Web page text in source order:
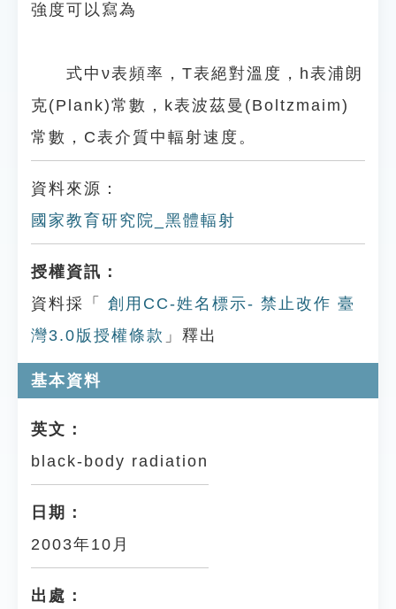
強度可以寫為
式中ν表頻率，T表絕對溫度，h表浦朗
克(Plank)常數，k表波茲曼(Boltzmaim)
常數，C表介質中輻射速度。
資料來源：
國家教育研究院_黑體輻射
授權資訊：
資料採「
創用CC-姓名標示- 禁止改作 臺
灣3.0版授權條款 」釋出
基本資料
英文：
black-body radiation
日期：
2003年10月
出處：